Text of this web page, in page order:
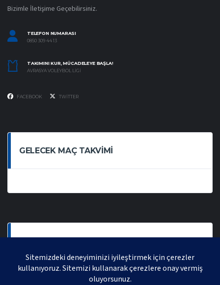
Bizimle İletişime Geçebilirsiniz.
TELEFON NUMARASI
0850 309 44 13
TAKIMINI KUR, MÜCADELEYE BAŞLA!
AVRASYA VOLEYBOL LIGI
FACEBOOK TWITTER
GELECEK MAÇ TAKVIMI